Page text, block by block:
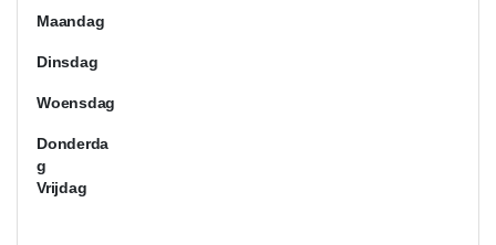
Maandag
Dinsdag
Woensdag
Donderda
g
Vrijdag